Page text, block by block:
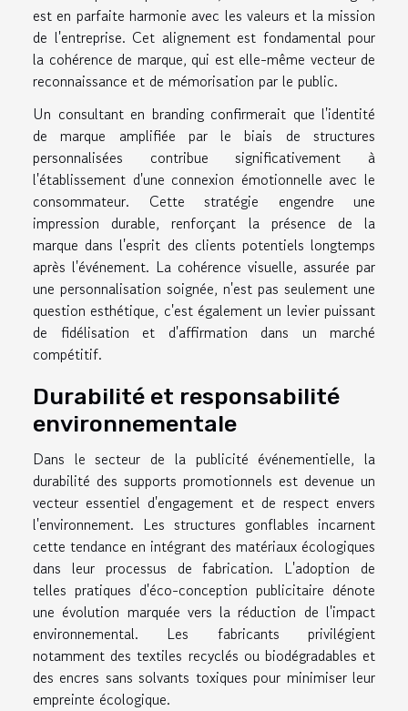
est en parfaite harmonie avec les valeurs et la mission
de l'entreprise. Cet alignement est fondamental pour
la cohérence de marque, qui est elle-même vecteur de
reconnaissance et de mémorisation par le public.
Un consultant en branding confirmerait que l'identité
de marque amplifiée par le biais de structures
personnalisées contribue significativement à
l'établissement d'une connexion émotionnelle avec le
consommateur. Cette stratégie engendre une
impression durable, renforçant la présence de la
marque dans l'esprit des clients potentiels longtemps
après l'événement. La cohérence visuelle, assurée par
une personnalisation soignée, n'est pas seulement une
question esthétique, c'est également un levier puissant
de fidélisation et d'affirmation dans un marché
compétitif.
Durabilité et responsabilité
environnementale
Dans le secteur de la publicité événementielle, la
durabilité des supports promotionnels est devenue un
vecteur essentiel d'engagement et de respect envers
l'environnement. Les structures gonflables incarnent
cette tendance en intégrant des matériaux écologiques
dans leur processus de fabrication. L'adoption de
telles pratiques d'éco-conception publicitaire dénote
une évolution marquée vers la réduction de l'impact
environnemental. Les fabricants privilégient
notamment des textiles recyclés ou biodégradables et
des encres sans solvants toxiques pour minimiser leur
empreinte écologique.